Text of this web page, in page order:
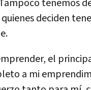
tenemos
deciden
el
a mi